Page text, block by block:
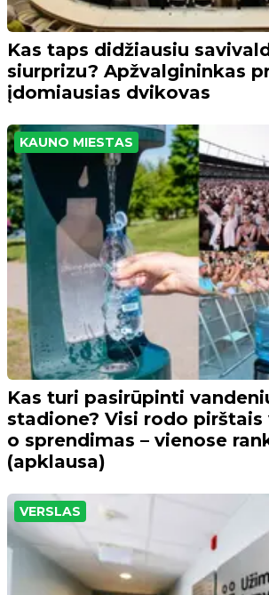
Kas taps didžiausiu
siurprizu? Apžvalgininkas
įdomiausias dvikovas
KAUNO MIESTAS
Kas turi pasirūpinti
stadione? Visi rodo
o sprendimas – vienose
(apklausa)
VERSLAS